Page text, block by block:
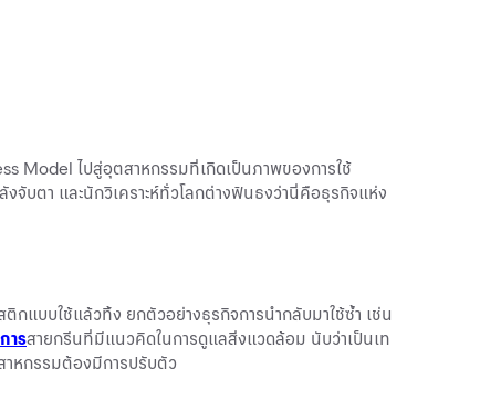
Model ไปสู่อุตสาหกรรมที่เกิดเป็นภาพของการใช้
จับตา และนักวิเคราะห์ทั่วโลกต่างฟันธงว่านี่คือธุรกิจแห่ง
แบบใช้แล้วทิ้ง ยกตัวอย่างธุรกิจการนำกลับมาใช้ซ้ำ เช่น
ารสายกรีนที่มีแนวคิดในการดูแลสิ่งแวดล้อม นับว่าเป็นเท
าหกรรมต้องมีการปรับตัว